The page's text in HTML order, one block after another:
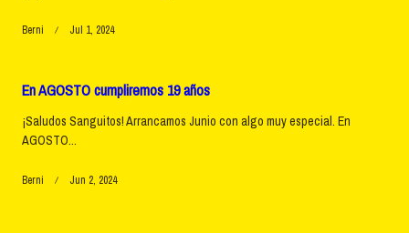
Berni Jul 1, 2024
En AGOSTO cumpliremos 19 años
¡Saludos Sanguitos! Arrancamos Junio con algo muy especial. En
AGOSTO...
Berni Jun 2, 2024